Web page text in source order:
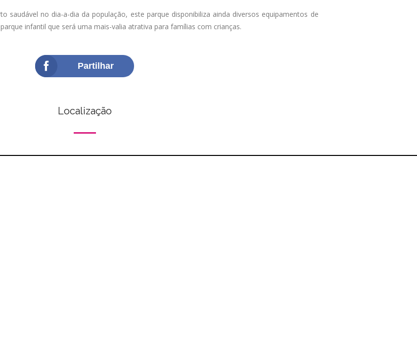
saudável no dia-a-dia da população, este parque disponibiliza ainda diversos equipamentos de
infantil que será uma mais-valia atrativa para famílias com crianças.
Partilhar
Localização